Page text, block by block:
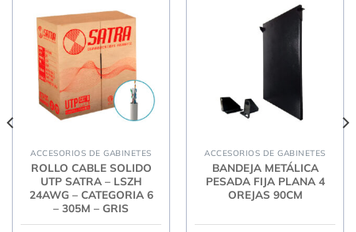
ACCESORIOS DE GABINETES
ROLLO CABLE SOLIDO
UTP SATRA – LSZH
24AWG – CATEGORIA 6
– 305M – GRIS
ACCESORIOS DE GABINETES
BANDEJA METÁLICA
PESADA FIJA PLANA 4
OREJAS 90CM